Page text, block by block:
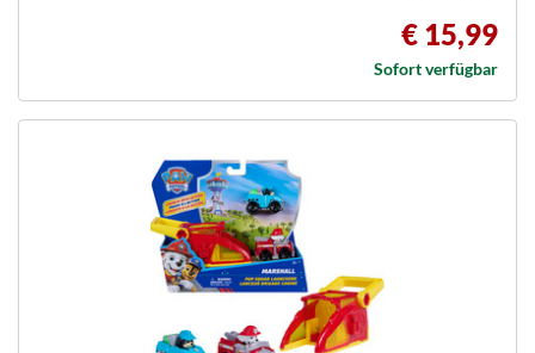
€ 15,99
Sofort verfügbar